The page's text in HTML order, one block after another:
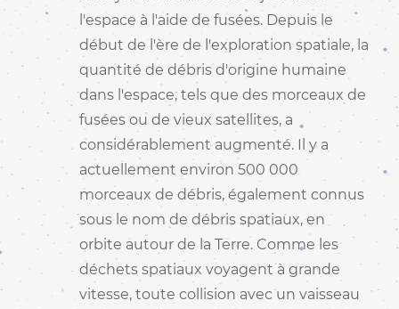
l'espace à l'aide de fusées. Depuis le
début de l'ère de l'exploration spatiale, la
quantité de débris d'origine humaine
dans l'espace, tels que des morceaux de
fusées ou de vieux satellites, a
considérablement augmenté. Il y a
actuellement environ 500 000
morceaux de débris, également connus
sous le nom de débris spatiaux, en
orbite autour de la Terre. Comme les
déchets spatiaux voyagent à grande
vitesse, toute collision avec un vaisseau